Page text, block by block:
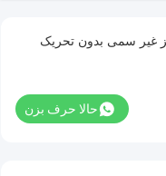
غیر سمی بدون تحریک
حالا حرف بزن